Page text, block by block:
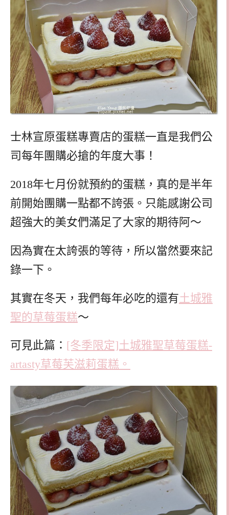
士林宣原蛋糕專賣店的蛋糕一直是我們公
司每年團購必搶的年度大事！
2018年七月份就預約的蛋糕，真的是半年
前開始團購一點都不誇張。只能感謝公司
超強大的美女們滿足了大家的期待阿～
因為實在太誇張的等待，所以當然要來記
錄一下。
其實在冬天，我們每年必吃的還有土城雅
聖的草莓蛋糕～
可見此篇： [冬季限定]土城雅聖草莓蛋糕-
artasty草莓芙滋莉蛋糕。